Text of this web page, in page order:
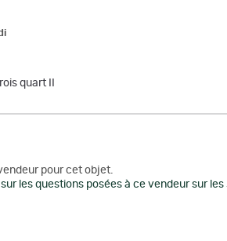
quart II
pour cet objet.
les questions posées à ce vendeur sur